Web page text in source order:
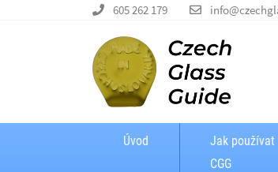
605 262 179
Úvod
Jak používat
CGG